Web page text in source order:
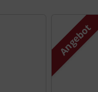
Angebot